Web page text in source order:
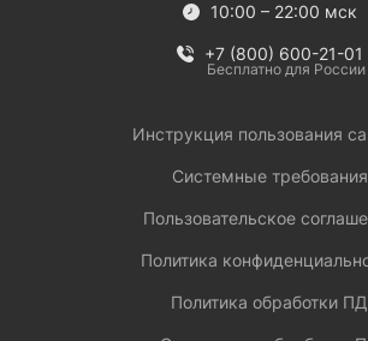
10:00 – 22:00 мск
+7 (800) 600-21-01
Бесплатно для России
Инструкция пользования
Системные требования
Пользовательское
Политика
Политика обработки ПД